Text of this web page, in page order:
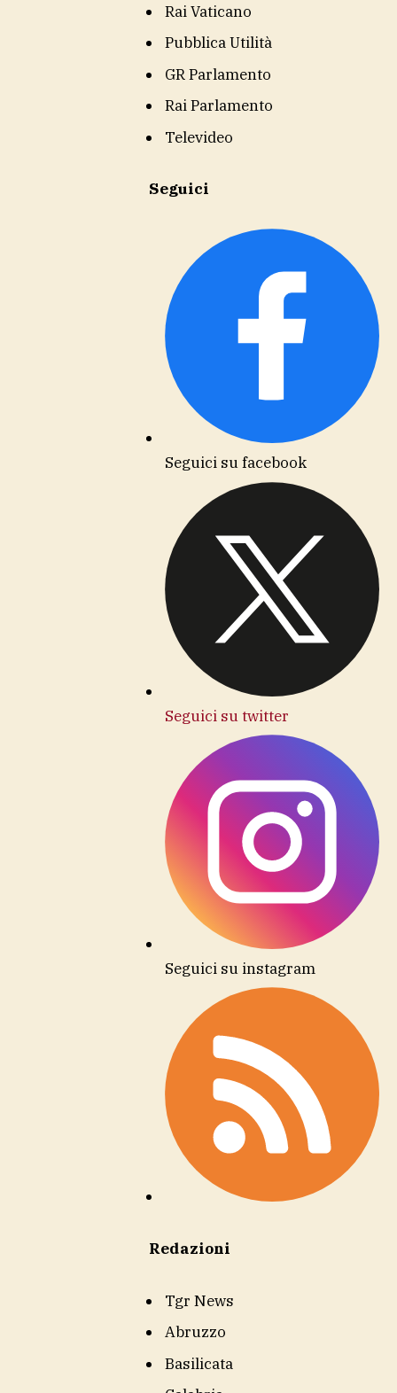
Rai Vaticano
Pubblica Utilità
GR Parlamento
Rai Parlamento
Televideo
Seguici
Seguici su facebook
Seguici su twitter
Seguici su instagram
Redazioni
Tgr News
Abruzzo
Basilicata